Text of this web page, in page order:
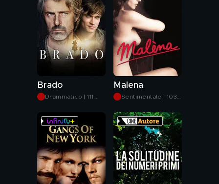
Brado
Drammatico | 111
Malena
Sentimentale | 103